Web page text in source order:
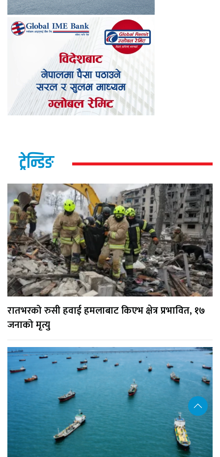
ट्रेन्डिङ
रातभरको रुसी हवाई हमलाबाट किएभ क्षेत्र प्रभावित, १७
जनाको मृत्यु